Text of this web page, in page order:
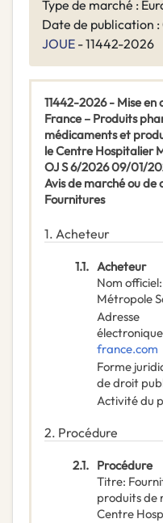
Type de marché :
Date de publication
JOUE - 11442-2026
11442-2026 - Mise en
France – Produits
médicaments et
le Centre Hospitalier
OJ S 6/2026 09/01/
Avis de marché ou de
Fournitures
1. Acheteur
1.1. Acheteur
Nom officiel:
Métropole
Adresse
électronique
france.com
Forme
de droit
Activité du
2. Procédure
2.1. Procédure
Titre:
produits de
Centre